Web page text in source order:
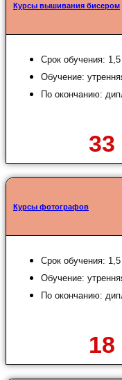
Курсы вышивания бисером
Срок обучения:
Обучение:
По окончанию:
33
Курсы фотографов
Срок обучения:
Обучение:
По окончанию:
18